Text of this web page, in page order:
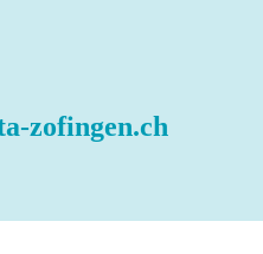
zofingen.ch